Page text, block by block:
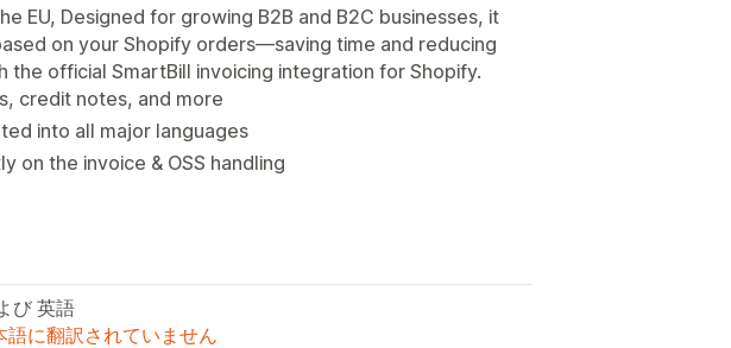
EU, Designed for growing B2B and B2C businesses, it
on your Shopify orders—saving time and reducing
official SmartBill invoicing integration for Shopify.
credit notes, and more
into all major languages
on the invoice & OSS handling
び 英語
語に翻訳されていません